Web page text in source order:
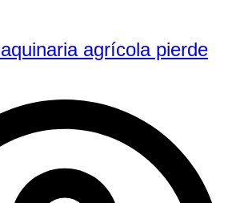
agrícola pierde